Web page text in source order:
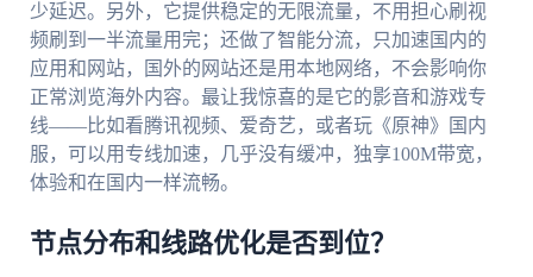
少延迟。另外，它提供稳定的无限流量，不用担心刷视
频刷到一半流量用完；还做了智能分流，只加速国内的
应用和网站，国外的网站还是用本地网络，不会影响你
正常浏览海外内容。最让我惊喜的是它的影音和游戏专
线——比如看腾讯视频、爱奇艺，或者玩《原神》国内
服，可以用专线加速，几乎没有缓冲，独享100M带宽，
体验和在国内一样流畅。
节点分布和线路优化是否到位？